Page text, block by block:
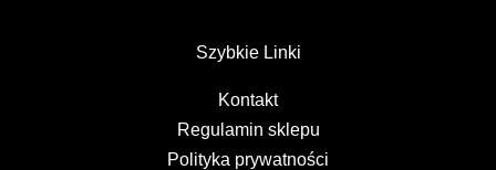
Szybkie Linki
Kontakt
Regulamin sklepu
Polityka prywatności